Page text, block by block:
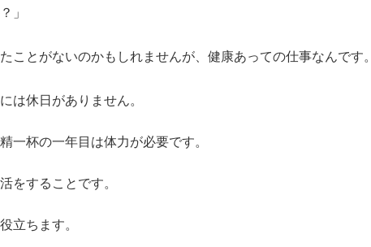
」
ことがないのかもしれませんが、健康あっての仕事なんです。
は休日がありません。
一杯の一年目は体力が必要です。
をすることです。
立ちます。